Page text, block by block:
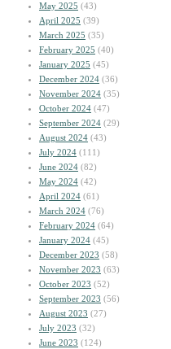
May 2025 (43)
April 2025 (39)
March 2025 (35)
February 2025 (40)
January 2025 (45)
December 2024 (36)
November 2024 (35)
October 2024 (47)
September 2024 (29)
August 2024 (43)
July 2024 (111)
June 2024 (82)
May 2024 (42)
April 2024 (61)
March 2024 (76)
February 2024 (64)
January 2024 (45)
December 2023 (58)
November 2023 (63)
October 2023 (52)
September 2023 (56)
August 2023 (27)
July 2023 (32)
June 2023 (124)